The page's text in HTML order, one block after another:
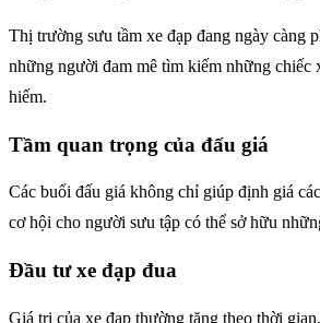
Thị trường sưu tầm xe đạp đang ngày càng
những người đam mê tìm kiếm những chiếc
hiếm.
Tầm quan trọng của đấu giá
Các buổi đấu giá không chỉ giúp định giá
cơ hội cho người sưu tập có thể sở hữu
Đầu tư xe đạp đua
Giá trị của xe đạp thường tăng theo thời